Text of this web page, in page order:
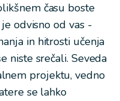
času boste
odvisno od vas -
in hitrosti učenja
niste srečali. Seveda
projektu, vedno
se lahko